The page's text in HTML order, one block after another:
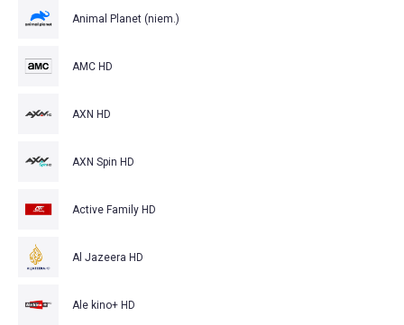
Animal Planet (niem.)
AMC HD
AXN HD
AXN Spin HD
Active Family HD
Al Jazeera HD
Ale kino+ HD